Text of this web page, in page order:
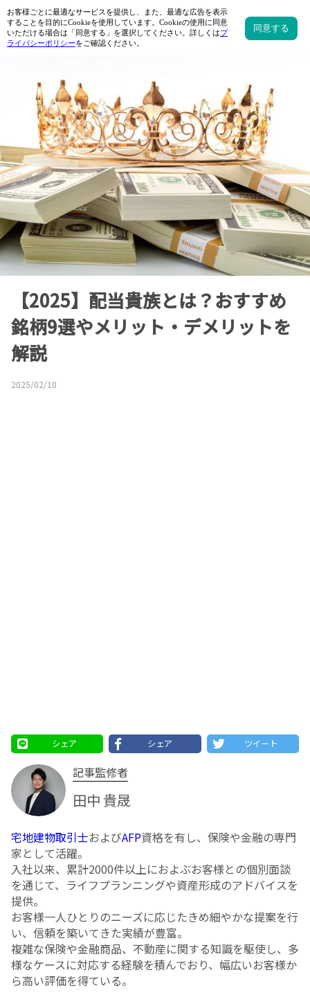
【2025】配当貴族とは？おすすめ
銘柄9選やメリット・デメリットを
解説
2025/02/10
シェア シェア ツイート
記事監修者
田中 貴晟
宅地建物取引士およびAFP資格を有し、保険や金融の専門
家として活躍。
入社以来、累計2000件以上におよぶお客様との個別面談
を通じて、ライフプランニングや資産形成のアドバイスを
提供。
お客様一人ひとりのニーズに応じたきめ細やかな提案を行
い、信頼を築いてきた実績が豊富。
複雑な保険や金融商品、不動産に関する知識を駆使し、多
様なケースに対応する経験を積んでおり、幅広いお客様か
ら高い評価を得ている。